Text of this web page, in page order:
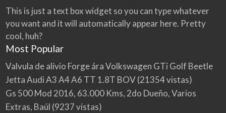
This is just a text box widget so you can type whatever
you want and it will automatically appear here. Pretty
cool, huh?
Most Popular
Valvula de alivio Forge ára Volkswagen GTi Golf Beetle
Jetta Audi A3 A4 A6 TT 1.8T BOV(21354 vistas)
Gs 500 Mod 2016, 63.000 Kms, 2do Dueño, Varios
Extras, Baúl (9237 vistas)